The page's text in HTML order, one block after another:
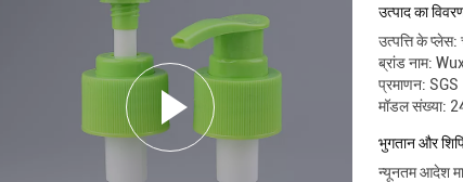
उत्पाद का
उत्पत्ति के प्लेस:
ब्रांड नाम:
प्रमाणन: SGS
मॉडल संख्या:
भुगतान और
न्यूनतम आदेश